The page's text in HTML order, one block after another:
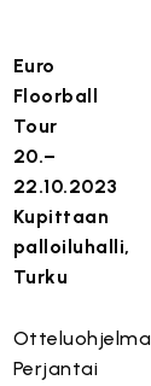
Euro
Floorball
Tour
20.–
22.10.2023
Kupittaan
palloiluhalli,
Turku
Otteluohjelma
Perjantai